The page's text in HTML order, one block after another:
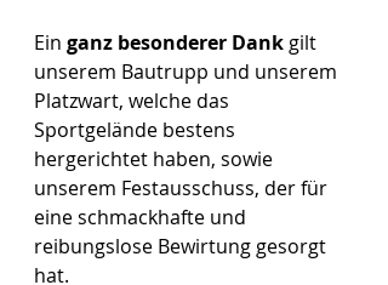
Ein ganz besonderer Dank gilt
unserem Bautrupp und unserem
Platzwart, welche das
Sportgelände bestens
hergerichtet haben, sowie
unserem Festausschuss, der für
eine schmackhafte und
reibungslose Bewirtung gesorgt
hat.